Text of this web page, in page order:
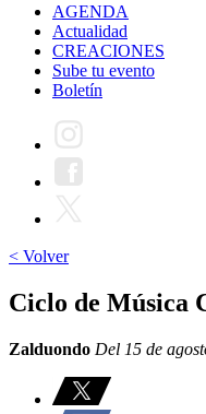
AGENDA
Actualidad
CREACIONES
Sube tu evento
Boletín
< Volver
Ciclo de Música
Zalduondo Del 15 de